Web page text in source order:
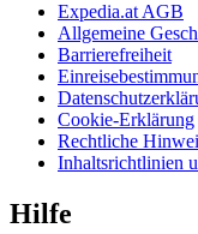
Expedia.at AGB
Allgemeine
Barrierefreiheit
Cookie-Erklärung
Rechtliche
Inhaltsrichtlinien
Hilfe